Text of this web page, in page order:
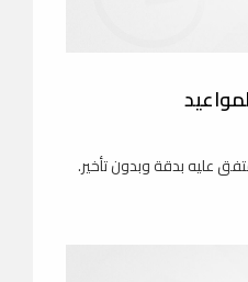
عليه بدقة وبدون تأخير.